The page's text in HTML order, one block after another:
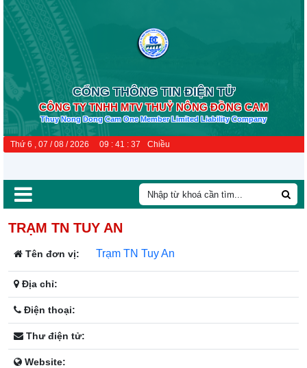
CỔNG THÔNG TIN ĐIỆN TỬ
CÔNG TY TNHH MTV THUỶ NÔNG ĐỒNG CAM
Thuy Nong Dong Cam One Member Limited Liability Company
Thứ 6 , 07 / 08 / 2026 09 : 41 : 37 Chiều
TRẠM TN TUY AN
Tên đơn vị: Trạm TN Tuy An
Địa chỉ:
Điện thoại:
Thư điện tử:
Website: